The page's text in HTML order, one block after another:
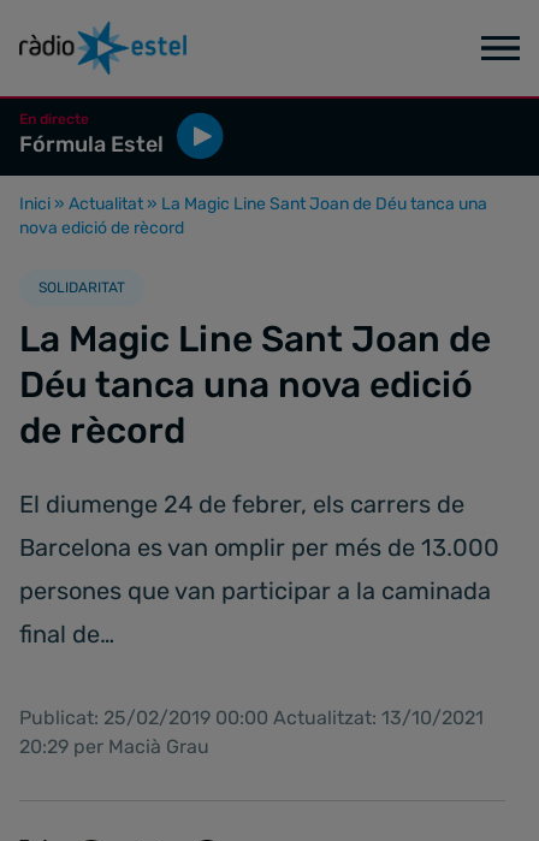
En directe
Fórmula Estel
Inici » Actualitat » La Magic Line Sant Joan de Déu tanca una
nova edició de rècord
SOLIDARITAT
La Magic Line Sant Joan de
Déu tanca una nova edició
de rècord
El diumenge 24 de febrer, els carrers de
Barcelona es van omplir per més de 13.000
persones que van participar a la caminada
final de…
Publicat: 25/02/2019 00:00 Actualitzat: 13/10/2021
20:29 per Macià Grau